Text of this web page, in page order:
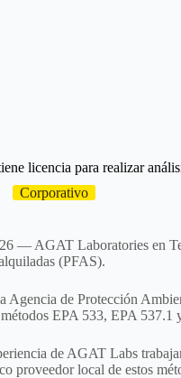
licencia para realizar
Corporativo
— AGAT Laboratories en
(PFAS).
Agencia de Protección
EPA 533, EPA 537.1
de AGAT Labs
proveedor local de estos